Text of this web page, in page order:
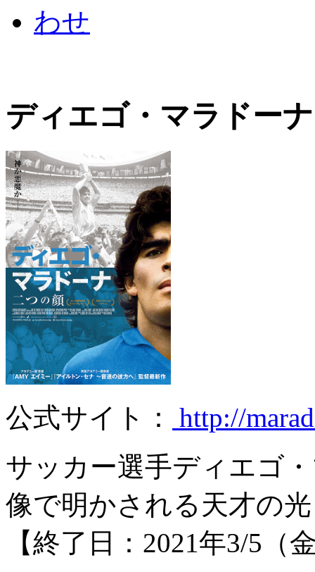
ディエゴ・マラドー
公式サイト：
http://
サッカー選手ディエゴ
像で明かされる天才の
【終了日：2021年3/5（